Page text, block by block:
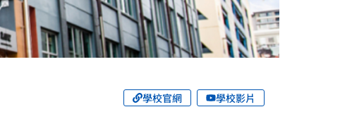
學校官網 學校影片